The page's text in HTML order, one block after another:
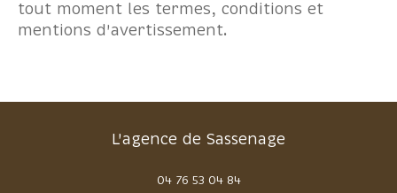
tout moment les termes, conditions et
mentions d'avertissement.
L'agence de Sassenage
04 76 53 04 84